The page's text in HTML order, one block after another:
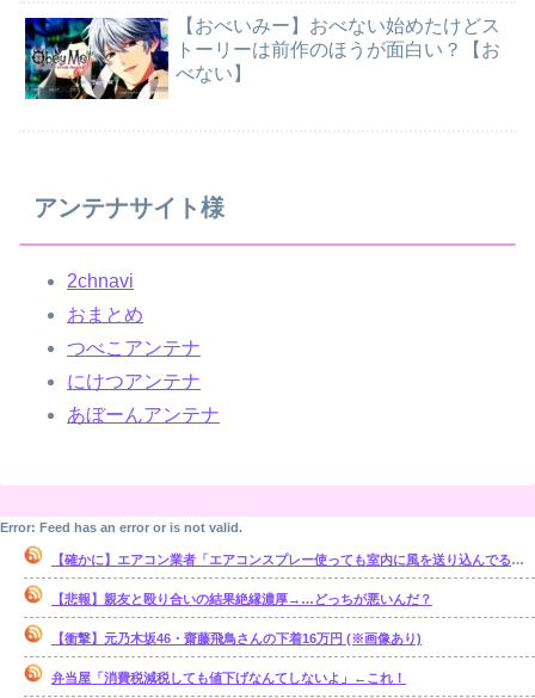
【おべいみー】おべない始めたけどス
トーリーは前作のほうが面白い？【お
べない】
アンテナサイト様
2chnavi
おまとめ
つべこアンテナ
にけつアンテナ
あぼーんアンテナ
Error: Feed has an error or is not valid.
【確かに】エアコン業者「エアコンスプレー使っても室内に風を送り込んでるファンは汚いままですよ」
【悲報】親友と殴り合いの結果絶縁濃厚→…どっちが悪いんだ？
【衝撃】元乃木坂46・齋藤飛鳥さんの下着16万円 (※画像あり)
弁当屋「消費税減税しても値下げなんてしないよ」←これ！